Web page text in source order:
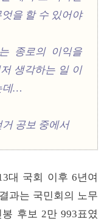
을 할 수 있어야
종로의 이익을
생각하는 일 이
데…
공보 중에서
대 국회 이후 6년여
과는 국민회의 노무
후보 2만 993표였